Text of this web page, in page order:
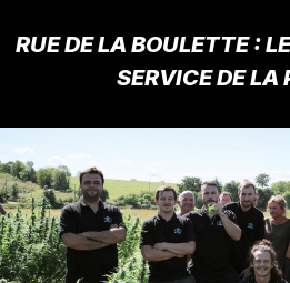
RUE DE LA BOULETTE :
SERVICE DE LA